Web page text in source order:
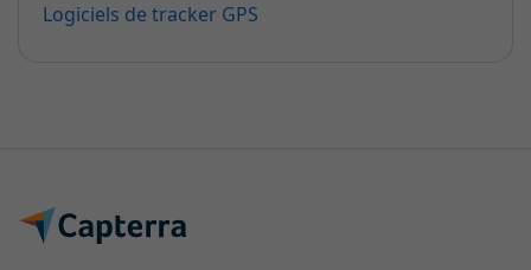
Logiciels de tracker GPS